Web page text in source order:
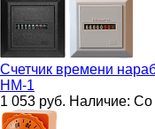
Счетчик времени
HM-1
1 053 руб. Наличие: Со